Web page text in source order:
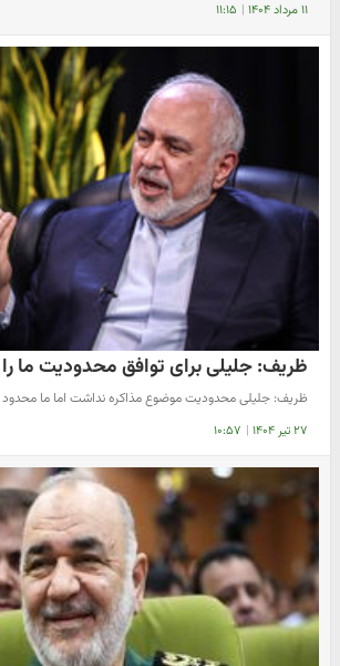
۱۱ مرداد ۱۴۰۴ | ۱۱:۱۵
​ظریف: جلیلی برای توافق محدودیت ما
​ظریف: جلیلی محدودیت موضوع مذاکره نداشت اما ما محدود
۲۷ تیر ۱۴۰۴ | ۱۰:۵۷